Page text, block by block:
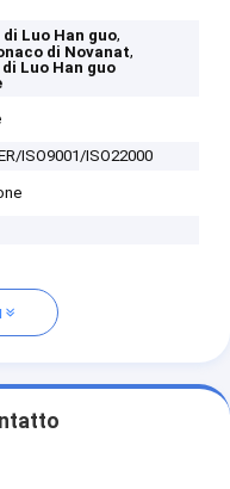
Luo Han guo,
di Novanat,
Luo Han guo
ISO9001/ISO22000